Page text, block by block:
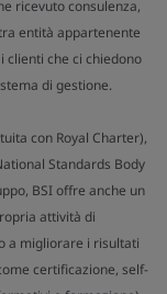
ricevuto consulenza,
entità appartenente
clienti che ci chiedono
di gestione.
con Royal Charter),
Standards Body
BSI offre anche un
attività di
a migliorare i risultati
certificazione, self-